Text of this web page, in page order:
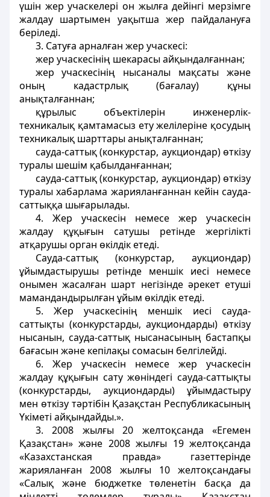
үшін жер учаскелері он жылға дейінгі мерзімге
жалдау шартымен уақытша жер пайдалануға
беріледі.
3. Сатуға арналған жер учаскесі:
жер учаскесінің шекарасы айқындалғаннан;
жер учаскесінің нысаналы мақсаты және
оның кадастрлық (бағалау) құны
анықталғаннан;
құрылыс объектілерін инженерлік-
техникалық қамтамасыз ету желілеріне қосудың
техникалық шарттары анықталғаннан;
сауда-саттық (конкурстар, аукциондар) өткізу
туралы шешім қабылданғаннан;
сауда-саттық (конкурстар, аукциондар) өткізу
туралы хабарлама жарияланғаннан кейін сауда-
саттыққа шығарылады.
4. Жер учаскесін немесе жер учаскесін
жалдау құқығын сатушы ретінде жергілікті
атқарушы орган өкілдік етеді.
Сауда-саттық (конкурстар, аукциондар)
ұйымдастырушы ретінде меншік иесі немесе
онымен жасалған шарт негізінде әрекет етуші
мамандандырылған ұйым өкілдік етеді.
5. Жep учаскесінің меншік иесі сауда-
саттықты (конкурстарды, аукциондарды) өткізу
нысанын, сауда-саттық нысанасының бастапқы
бағасын және кепілақы сомасын белгілейді.
6. Жер учаскесін немесе жер учаскесін
жалдау құқығын сату жөніндегі сауда-саттықты
(конкурстарды, аукциондарды) ұйымдастыру
мен өткізу тәртібін Қазақстан Республикасының
Үкіметі айқындайды.».
3. 2008 жылғы 20 желтоқсанда «Егемен
Қазақстан» және 2008 жылғы 19 желтоқсанда
«Казахстанская правда» газеттерінде
жарияланған 2008 жылғы 10 желтоқсандағы
«Салық және бюджетке төленетін басқа да